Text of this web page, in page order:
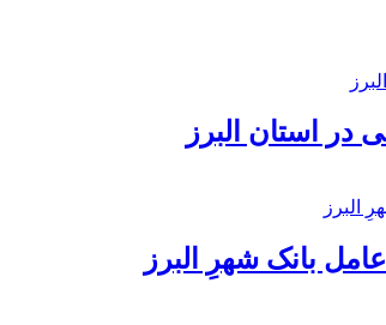
در استان البرز
بانک شهرِ البرز